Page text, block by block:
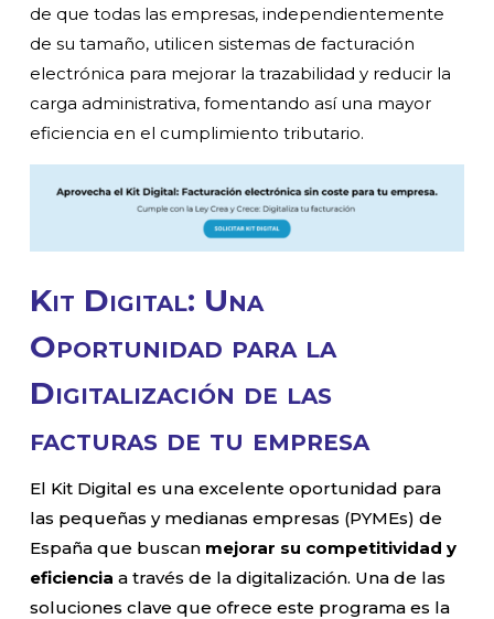
de que todas las empresas, independientemente
de su tamaño, utilicen sistemas de facturación
electrónica para mejorar la trazabilidad y reducir la
carga administrativa, fomentando así una mayor
eficiencia en el cumplimiento tributario.
Kit Digital: Una
Oportunidad para la
Digitalización de las
facturas de tu empresa
El Kit Digital es una excelente oportunidad para
las pequeñas y medianas empresas (PYMEs) de
España que buscan mejorar su competitividad y
eficiencia a través de la digitalización. Una de las
soluciones clave que ofrece este programa es la